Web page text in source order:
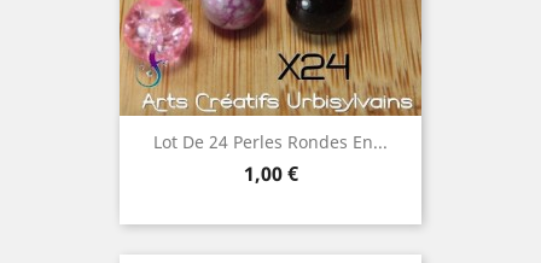
Lot De 24 Perles Rondes En...
Prix
1,00 €